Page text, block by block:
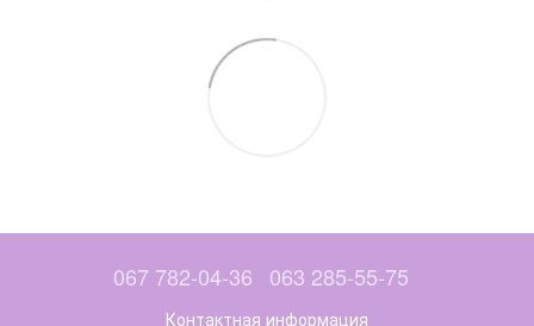
067 782-04-36 063 285-55-75
Контактная информация